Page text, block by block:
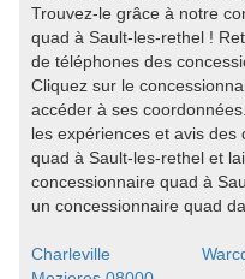
Trouvez-le grâce à notre
quad à Sault-les-rethel !
de téléphones des
Cliquez sur le
accéder à ses
les expériences et avis
quad à Sault-les-rethel et
concessionnaire quad à
un concessionnaire quad
Charleville